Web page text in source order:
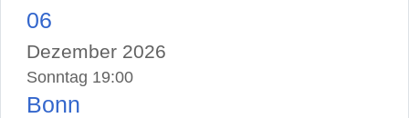
06
Dezember 2026
Sonntag 19:00
Bonn